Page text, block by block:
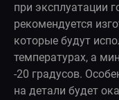
при эксплуатации
рекомендуется
которые будут
температурах, а
-20 градусов.
на детали будет